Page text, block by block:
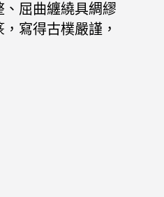
屈曲纏繞具綢繆
寫得古樸嚴謹，